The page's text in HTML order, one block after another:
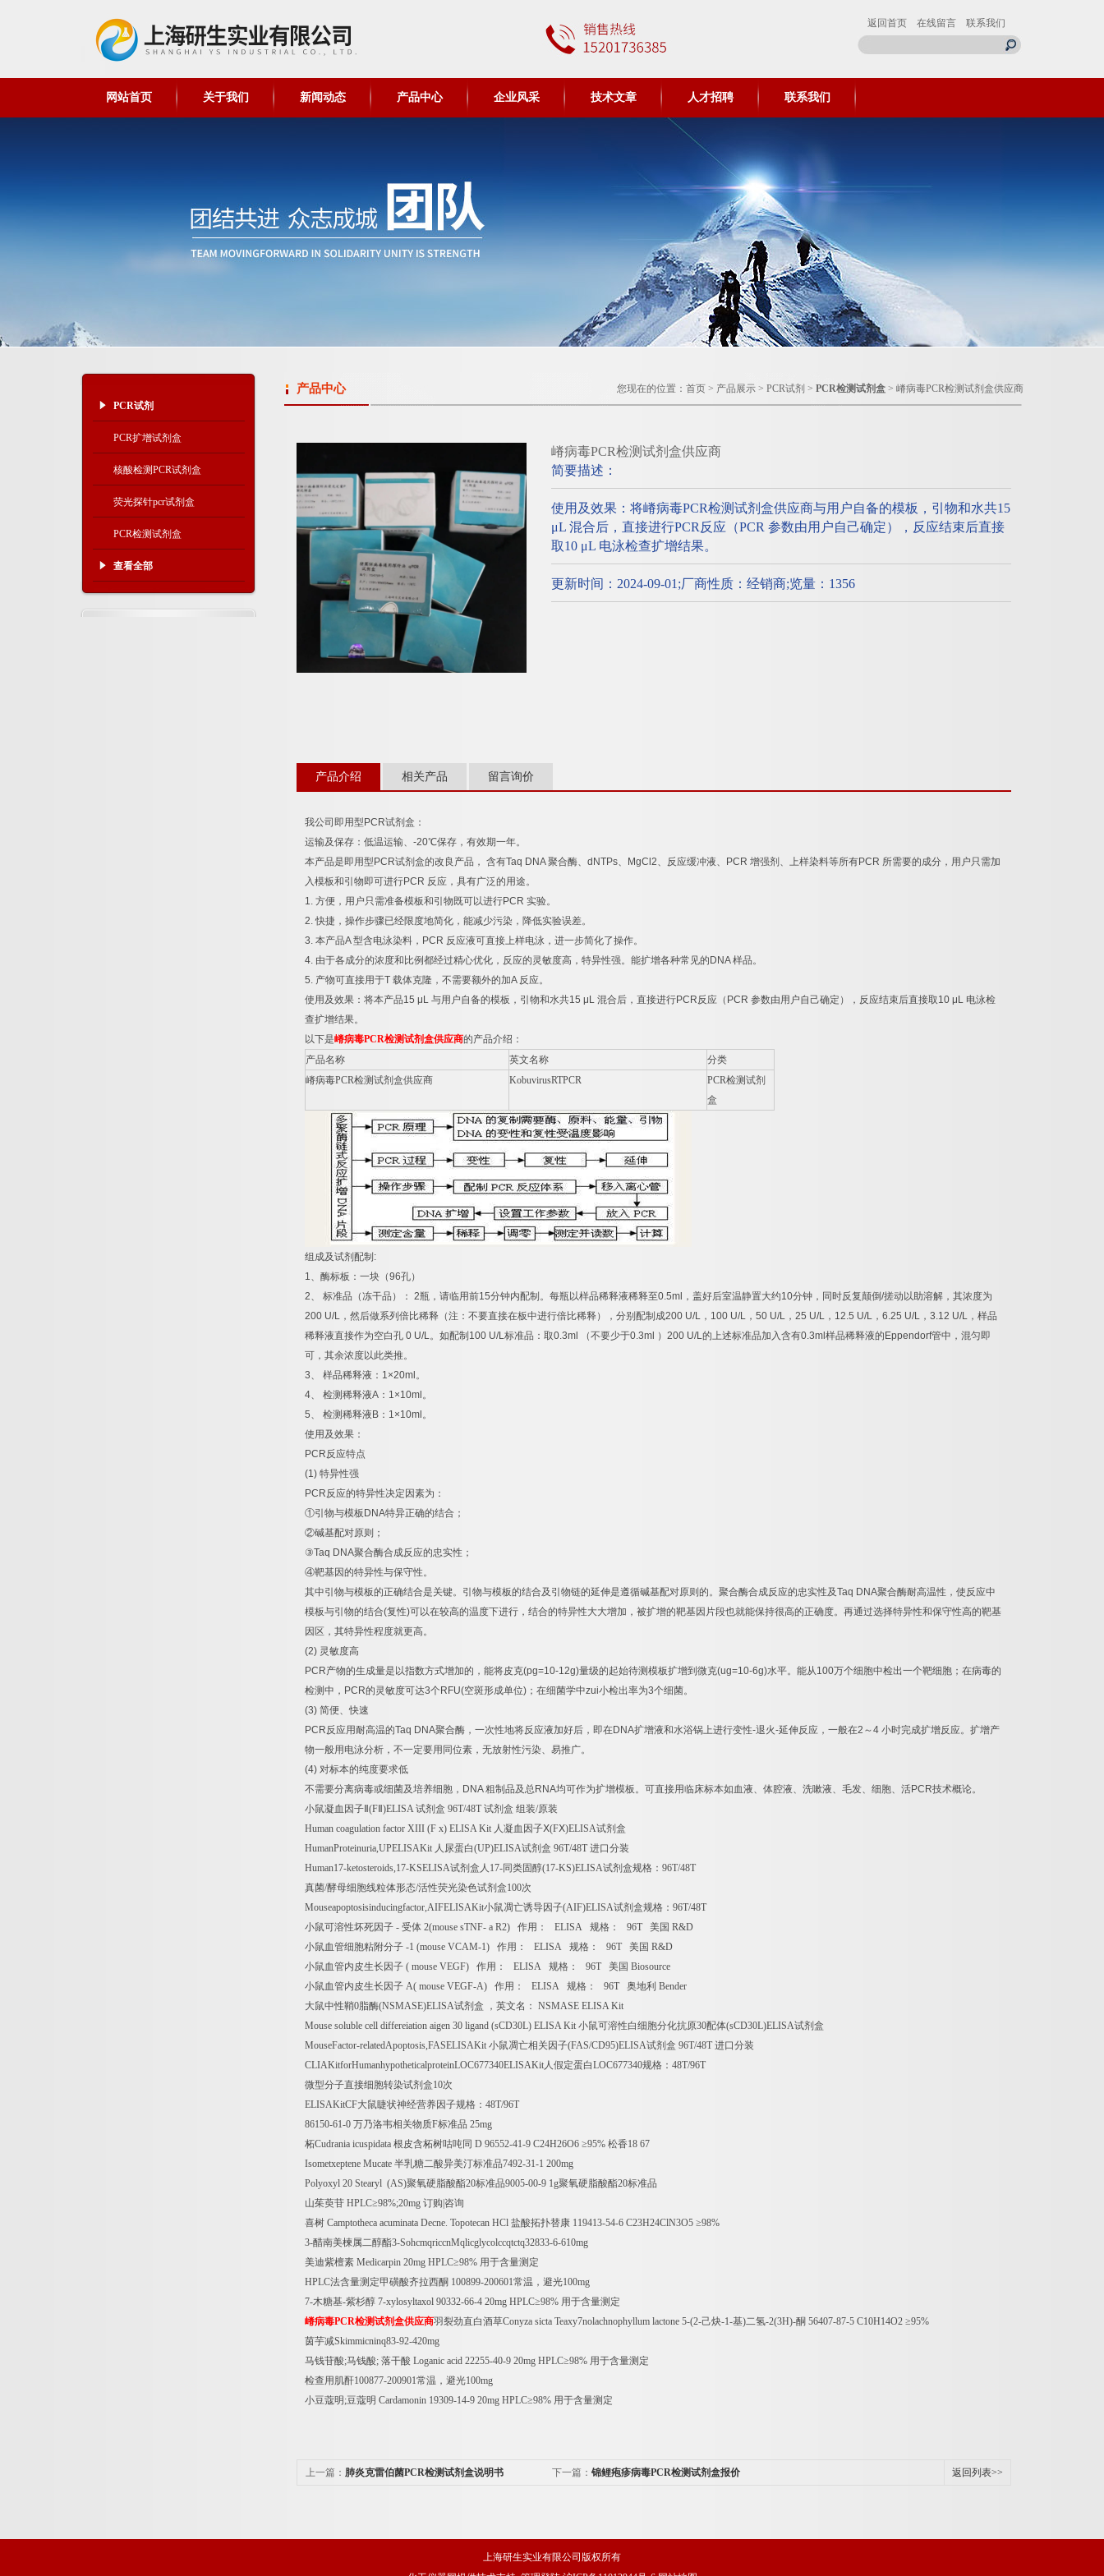
返回首页 在线留言 联系我们
网站首页 关于我们 新闻动态 产品中心 企业风采 技术文章 人才招聘 联系我们
PCR试剂
PCR扩增试剂盒
核酸检测PCR试剂盒
荧光探针pcr试剂盒
PCR检测试剂盒
查看全部
产品中心 您现在的位置： 首页 > 产品展示 > PCR试剂 > PCR检测试剂盒 > 嵴病毒PCR检测试剂盒供应商
嵴病毒PCR检测试剂盒供应商
简要描述：
使用及效果：将嵴病毒PCR检测试剂盒供应商与用户自备的模板，引物和水共15
μL 混合后，直接进行PCR反应（PCR 参数由用户自己确定），反应结束后直接
取10 μL 电泳检查扩增结果。
更新时间：2024-09-01;厂商性质：经销商;览量：1356
产品介绍 相关产品 留言询价
我公司即用型 PCR试剂盒：
运输及保存：低温运输、 -20℃保存，有效期一年。
本产品是即用型 PCR试剂盒的改良产品， 含有Taq DNA聚合酶、 dNTPs、 MgCl2、反应缓冲液、 PCR 增强剂、上样染料等所有PCR 所需要的成分，用户只需加
入模板和引物即可进行PCR 反应，具有广泛的用途。
1. 方便，用户只需准备模板和引物既可以进行PCR 实验。
2.快捷，操作步骤已经限度地简化，能减少污染，降低实验误差。
3. 本产品A型含电泳染料， PCR 反应液可直接上样电泳，进一步简化了操作。
4. 由于各成分的浓度和比例都经过精心优化，反应的灵敏度高，特异性强。能扩增各种常见的 DNA样品。
5. 产物可直接用于T 载体克隆，不需要额外的加A 反应。
使用及效果：将本产品15 μL 与用户自备的模板，引物和水共15 μL 混合后，直接进行PCR反应（ PCR 参数由用户自己确定），反应结束后直接取10 μL 电泳检
查扩增结果。
以下是嵴病毒PCR检测试剂盒供应商的产品介绍：
产品名称
英文名称
分类
嵴病毒PCR检测试剂盒供应商 KobuvirusRTPCR PCR检测试剂
盒
组成及试剂配制 :
1、酶标板：一块（96孔）
2、 标准品（冻干品）： 2瓶，请临用前15分钟内配制。每瓶以样品稀释液稀释至0.5ml ，盖好后室温静置大约10分钟，同时反复颠倒/搓动以助溶解，其浓度为
200 U/L ，然后做系列倍比稀释（注：不要直接在板中进行倍比稀释），分别配制成200 U/L ， 100 U/L ， 50 U/L ， 25 U/L ， 12.5 U/L ， 6.25 U/L ， 3.12 U/L ，样品
稀释液直接作为空白孔 0 U/L。如配制 100 U/L标准品：取0.3ml （不要少于0.3ml ） 200 U/L的上述标准品加入含有0.3ml 样品稀释液的 Eppendorf管中，混匀即
可，其余浓度以此类推。
3、 样品稀释液： 1×20ml 。
4、 检测稀释液A ： 1×10ml 。
5、 检测稀释液 B ： 1×10ml 。
使用及效果：
PCR反应特点
(1) 特异性强
PCR反应的特异性决定因素为：
①引物与模板 DNA特异正确的结合；
②碱基配对原则；
③Taq DNA聚合酶合成反应的忠实性；
④靶基因的特异性与保守性。
其中引物与模板的正确结合是关键。引物与模板的结合及引物链的延伸是遵循碱基配对原则的。聚合酶合成反应的忠实性及Taq DNA聚合酶耐高温性，使反应中
模板与引物的结合(复性)可以在较高的温度下进行，结合的特异性大大增加，被扩增的靶基因片段也就能保持很高的正确度。再通过选择特异性和保守性高的靶基
因区，其特异性程度就更高。
(2) 灵敏度高
PCR产物的生成量是以指数方式增加的，能将皮克(pg=10-12g)量级的起始待测模板扩增到微克(ug=10-6g)水平。能从100万个细胞中检出一个靶细胞；在病毒的
检测中， PCR的灵敏度可达3个 RFU(空斑形成单位) ；在细菌学中zui小检出率为3个细菌。
(3) 简便、快速
PCR反应用耐高温的Taq DNA聚合酶，一次性地将反应液加好后，即在DNA扩增液和水浴锅上进行变性-退火-延伸反应，一般在2 ～4 小时完成扩增反应。扩增产
物一般用电泳分析，不一定要用同位素，无放射性污染、易推广。
(4) 对标本的纯度要求低
不需要分离病毒或细菌及培养细胞， DNA粗制品及总 RNA均可作为扩增模板。可直接用临床标本如血液、体腔液、洗嗽液、毛发、细胞、活PCR技术概论。
小鼠凝血因子Ⅱ (F )ELISA试剂盒 96T/48T 试剂盒 组装/原装
Human coagulation factor XIII (F x) ELISA Kit 人凝血因子Ⅹ(FⅩ)ELISA试剂盒
HumanProteinuria,UPELISAKit 人尿蛋白(UP)ELISA试剂盒 96T/48T 进口分装
Human17-ketosteroids,17-KSELISA试剂盒人 17-同类固醇(17-KS)ELISA试剂盒规格： 96T/48T
真菌/酵母细胞线粒体形态/活性荧光染色试剂盒100次
Mouseapoptosisinducingfactor,AIFELISAKit小鼠凋亡诱导因子(AIF)ELISA试剂盒规格： 96T/48T
小鼠可溶性坏死因子 - 受体 2(mouse sTNF- a R2) 作用： ELISA 规格： 96T 美国 R&D
小鼠血管细胞粘附分子 -1 (mouse VCAM-1) 作用： ELISA 规格： 96T 美国 R&D
小鼠血管内皮生长因子 ( mouse VEGF) 作用： ELISA 规格： 96T 美国 Biosource
小鼠血管内皮生长因子 A( mouse VEGF-A) 作用： ELISA 规格： 96T 奥地利 Bender
大鼠中性鞘0脂酶(NSMASE)ELISA试剂盒 ，英文名： NSMASE ELISA Kit
Mouse soluble cell differeiation aigen 30 ligand (sCD30L) ELISA Kit 小鼠可溶性白细胞分化抗原30配体(sCD30L)ELISA试剂盒
MouseFactor-relatedApoptosis,FASELISAKit 小鼠凋亡相关因子(FAS/CD95)ELISA试剂盒 96T/48T 进口分装
CLIAKitforHumanhypotheticalproteinLOC677340ELISAKit人假定蛋白LOC677340规格： 48T/96T
微型分子直接细胞转染试剂盒10次
ELISAKitCF大鼠睫状神经营养因子规格： 48T/96T
86150-61-0 万乃洛韦相关物质F标准品 25mg
柘Cudrania icuspidata 根皮含柘树咕吨同 D 96552-41-9 C24H26O6 ≥95% 松香18 67
Isometxeptene Mucate 半乳糖二酸异美汀标准品7492-31-1 200mg
Polyoxyl 20 Stearyl (AS)聚氧硬脂酸酯20标准品9005-00-9 1g聚氧硬脂酸酯20标准品
山茱萸苷 HPLC≥98%;20mg 订购 咨询
喜树 Camptotheca acuminata Decne. Topotecan HCl 盐酸拓扑替康 119413-54-6 C23H24ClN3O5 ≥98%
3-醋南美楝属二醇酯3-SohcmqriccnMqlicglycolccqtctq32833-6-610mg
美迪紫檀素 Medicarpin 20mg HPLC≥98% 用于含量测定
HPLC法含量测定甲磺酸齐拉西酮 100899-200601常温，避光100mg
7-木糖基-紫杉醇 7-xylosyltaxol 90332-66-4 20mg HPLC≥98% 用于含量测定
嵴病毒PCR检测试剂盒供应商羽裂劲直白酒草Conyza sicta Teaxy7nolachnophyllum lactone 5-(2-己炔-1-基)二氢-2(3H)-酮 56407-87-5 C10H14O2 ≥95%
茵芋减Skimmicninq83-92-420mg
马钱苷酸;马钱酸; 落干酸 Loganic acid 22255-40-9 20mg HPLC≥98% 用于含量测定
检查用肌酐100877-200901常温，避光100mg
小豆蔻明 ;豆蔻明 Cardamonin 19309-14-9 20mg HPLC≥98% 用于含量测定
上一篇： 肺炎克雷伯菌PCR检测试剂盒说明书 下一篇： 锦鲤疱疹病毒PCR检测试剂盒报价 返回列表>>
上海研生实业有限公司版权所有